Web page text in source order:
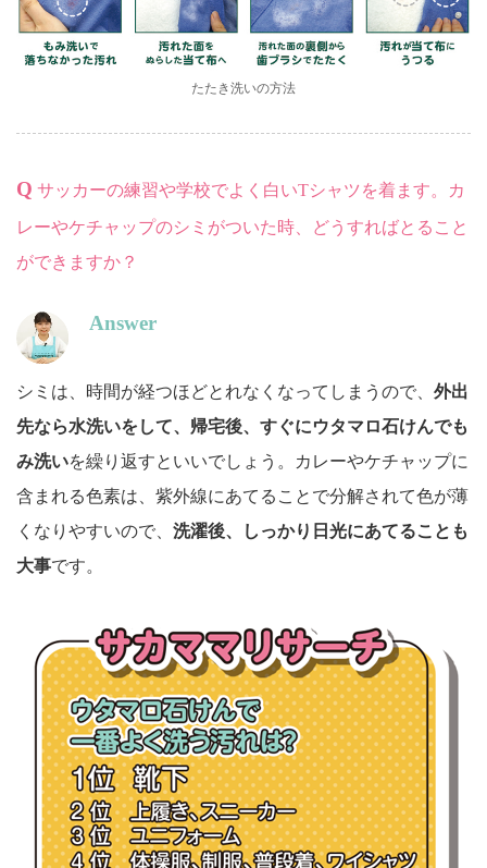
たたき洗いの方法
Q サッカーの練習や学校でよく白いTシャツを着ます。カ
レーやケチャップのシミがついた時、どうすればとること
ができますか？
Answer
シミは、時間が経つほどとれなくなってしまうので、 外出
先なら水洗いをして、帰宅後、すぐにウタマロ石けんでも
み洗いを繰り返すといいでしょう。カレーやケチャップに
含まれる色素は、紫外線にあてることで分解されて色が薄
くなりやすいので、 洗濯後、しっかり日光にあてることも
大事です。